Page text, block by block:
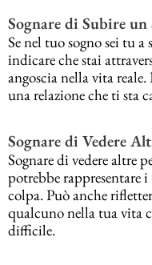
Sognare di Subire
Se nel tuo sogno sei tu
indicare che stai
angoscia nella vita
una relazione che ti sta
Sognare di Vedere
Sognare di vedere altre
potrebbe
colpa. Può anche
qualcuno nella tua vita
difficile.